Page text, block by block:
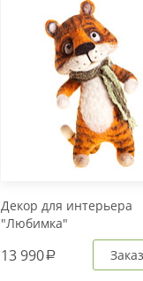
Декор для интерьера
"Любимка"
13 990a